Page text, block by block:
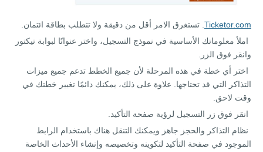
Ticketor.com . تستغرق الامر أقل من دقيقة ولا تتطلب بطاقة ائتمان.
املأ معلوماتك الأساسية في نموذج التسجيل، واختر عنوانًا لبوابة تيكتور
وانقر فوق الزر.
اختر أي خطة في هذه المرحلة لأن جميع الخطط تدعم جميع ميزات
التذاكر التي قد تحتاجها. علاوة على ذلك، يمكنك دائمًا تغيير خطتك في
وقت لاحق.
انقر فوق زر التسجيل لرؤية صفحة التأكيد.
نظام التذاكر والحجز جاهز ويمكنك التنقل هناك باستخدام الرابط
الموجود في صفحة التأكيد لتكوينه وتخصيصه وإنشاء الأحداث الخاصة